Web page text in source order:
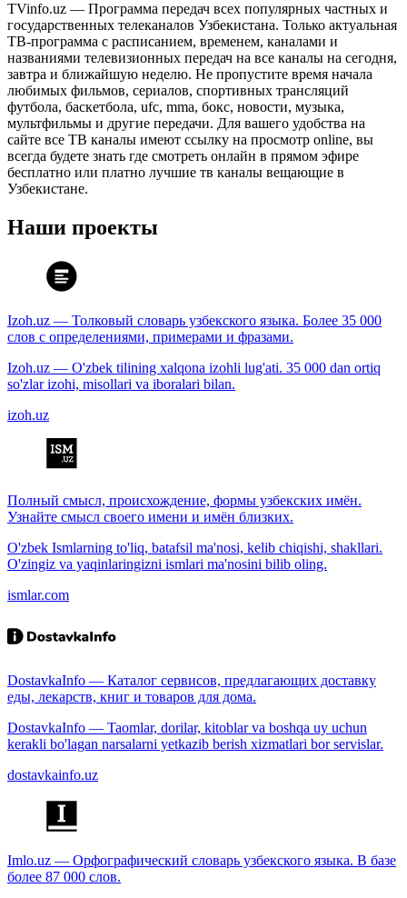
TVinfo.uz — Программа передач всех популярных частных и
государственных телеканалов Узбекистана. Только актуальная
ТВ-программа с расписанием, временем, каналами и
названиями телевизионных передач на все каналы на сегодня,
завтра и ближайшую неделю. Не пропустите время начала
любимых фильмов, сериалов, спортивных трансляций
футбола, баскетбола, ufc, mma, бокс, новости, музыка,
мультфильмы и другие передачи. Для вашего удобства на
сайте все ТВ каналы имеют ссылку на просмотр online, вы
всегда будете знать где смотреть онлайн в прямом эфире
бесплатно или платно лучшие тв каналы вещающие в
Узбекистане.
Наши проекты
Izoh.uz — Толковый словарь узбекского языка. Более 35 000
слов с определениями, примерами и фразами.
Izoh.uz — O'zbek tilining xalqona izohli lug'ati. 35 000 dan ortiq
so'zlar izohi, misollari va iboralari bilan.
izoh.uz
Полный смысл, происхождение, формы узбекских имён.
Узнайте смысл своего имени и имён близких.
O'zbek Ismlarning to'liq, batafsil ma'nosi, kelib chiqishi, shakllari.
O'zingiz va yaqinlaringizni ismlari ma'nosini bilib oling.
ismlar.com
DostavkaInfo — Каталог сервисов, предлагающих доставку
еды, лекарств, книг и товаров для дома.
DostavkaInfo — Taomlar, dorilar, kitoblar va boshqa uy uchun
kerakli bo'lagan narsalarni yetkazib berish xizmatlari bor servislar.
dostavkainfo.uz
Imlo.uz — Орфографический словарь узбекского языка. В базе
более 87 000 слов.